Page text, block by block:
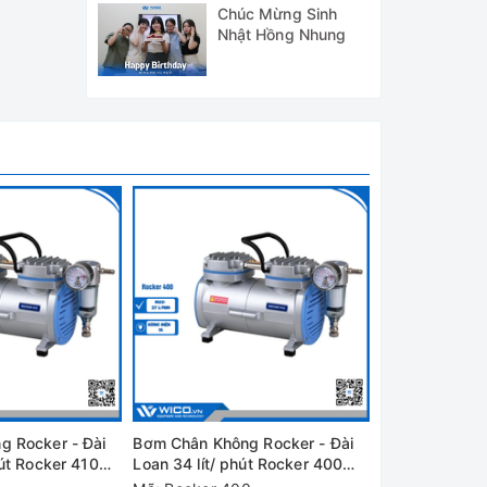
nhiệt
chân
Chúc Mừng Sinh
Nhật Hồng Nhung
Rocker - Đài
Rocker 410
Bơm Chân Không Rocker - Đài
Loan 34 lít/ phút Rocker 400